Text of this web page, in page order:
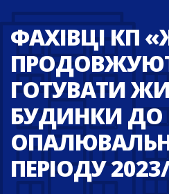
ФАХІВЦІ КП
ГОТУВАТИ
БУДИНКИ ДО
ПЕРІОДУ